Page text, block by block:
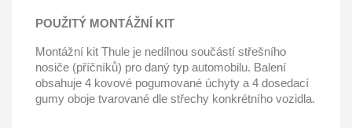
POUŽITÝ MONTÁŽNÍ KIT
Montážní kit Thule je nedílnou součástí střešního
nosiče (příčníků) pro daný typ automobilu. Balení
obsahuje 4 kovové pogumované úchyty a 4 dosedací
gumy oboje tvarované dle střechy konkrétního vozidla.